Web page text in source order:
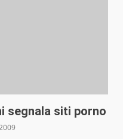
segnala siti porno